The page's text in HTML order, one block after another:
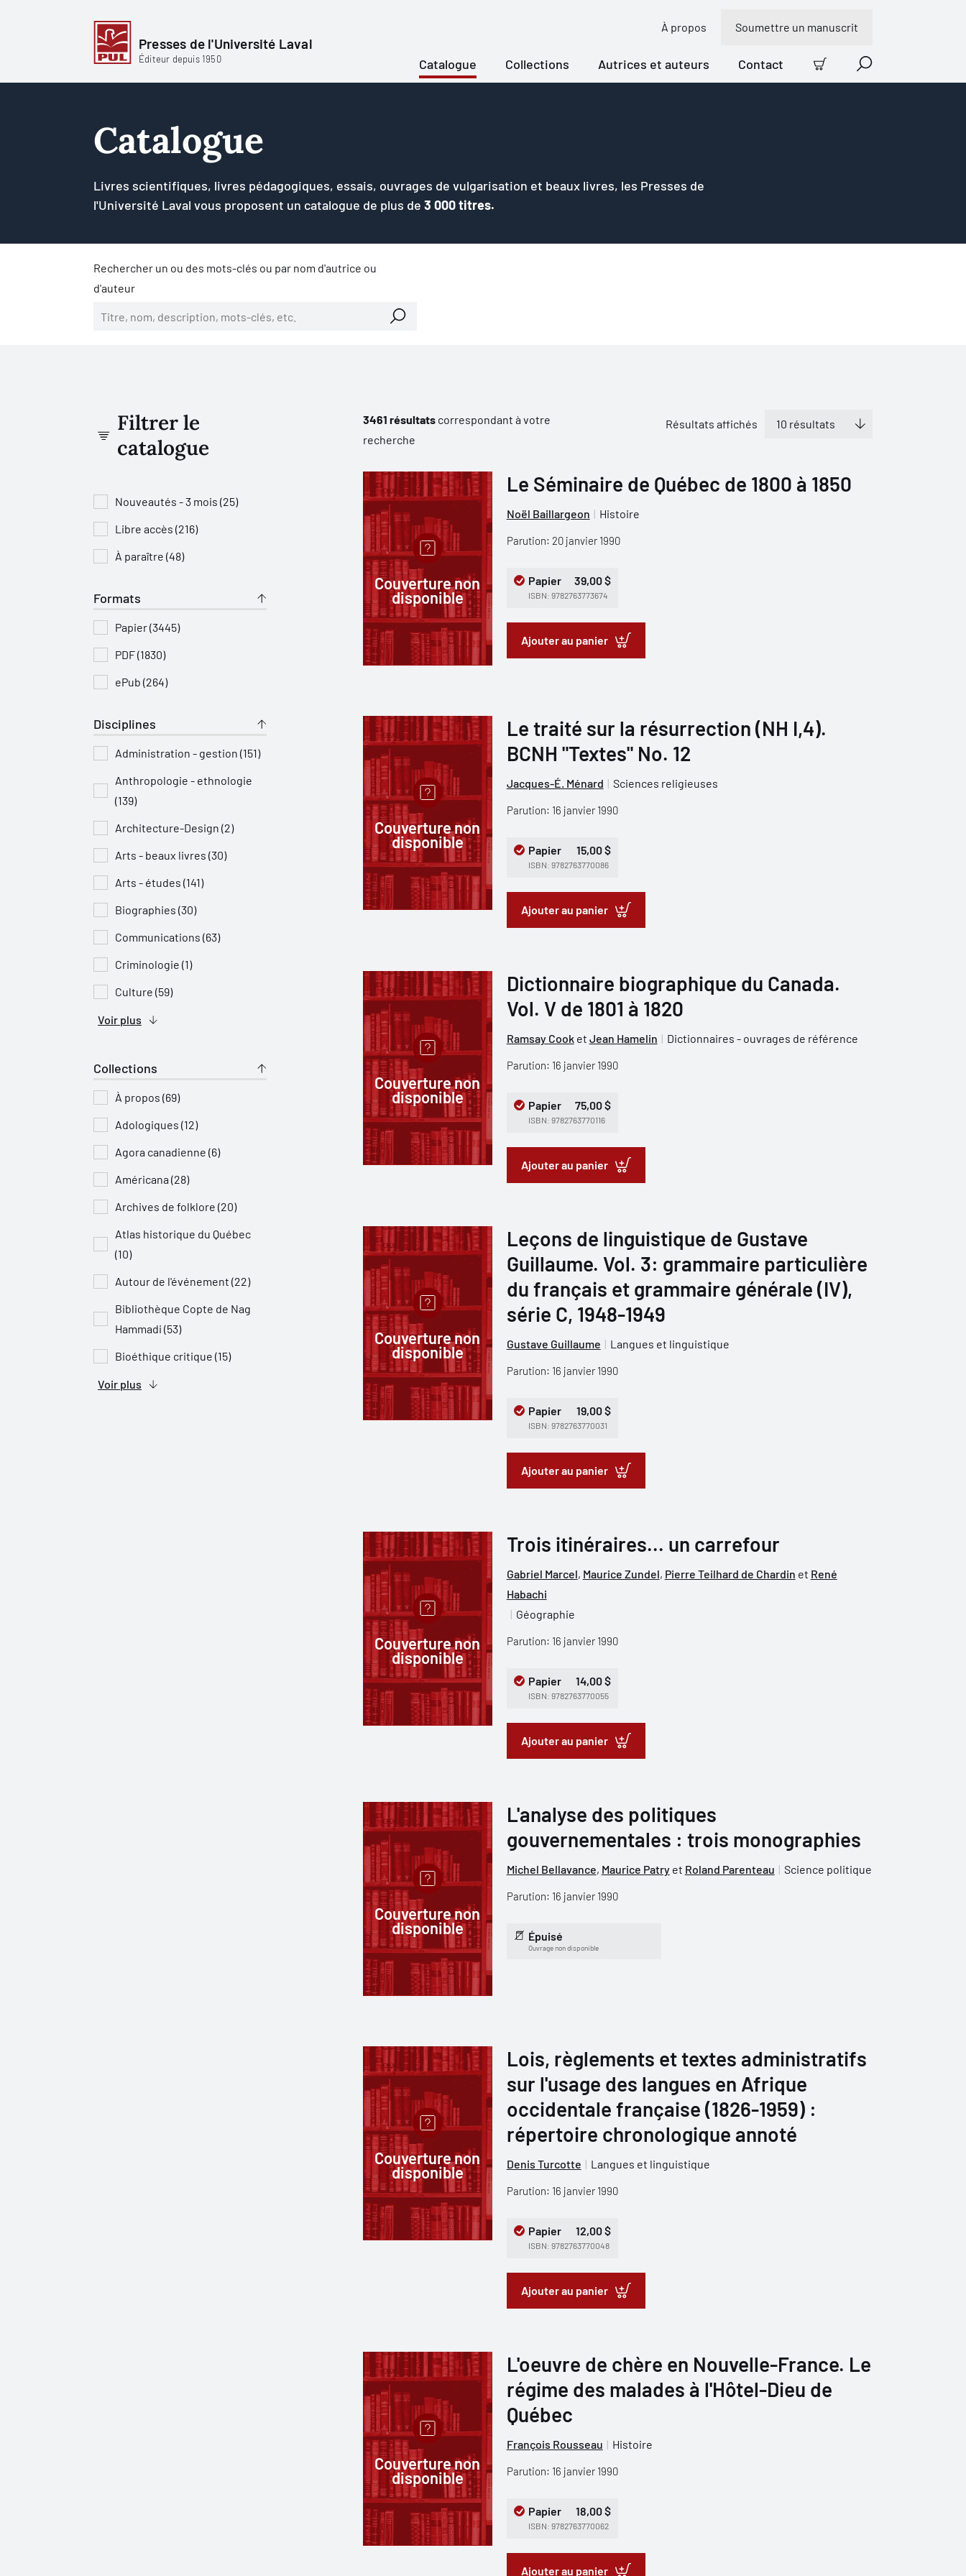
Presses de l'Université Laval
Éditeur depuis 1950
À propos Soumettre un manuscrit
Catalogue Collections Autrices et auteurs Contact
Panier Recherche
Catalogue
Livres scientifiques, livres pédagogiques, essais, ouvrages de vulgarisation et beaux livres, les Presses de
l'Université Laval vous proposent un catalogue de plus de 3 000 titres.
Rechercher un ou des mots-clés ou par nom d'autrice ou
d'auteur
Filtrer le
catalogue
Nouveautés - 3 mois (25)
Libre accès (216)
À paraître (48)
Formats
Papier (3445)
PDF (1830)
ePub (264)
Disciplines
Administration - gestion (151)
Anthropologie - ethnologie
(139)
Architecture-Design (2)
Arts - beaux livres (30)
Arts - études (141)
Biographies (30)
Communications (63)
Criminologie (1)
Culture (59)
Voir plus
Collections
À propos (69)
Adologiques (12)
Agora canadienne (6)
Américana (28)
Archives de folklore (20)
Atlas historique du Québec
(10)
Autour de l'événement (22)
Bibliothèque Copte de Nag
Hammadi (53)
Bioéthique critique (15)
Voir plus
3461 résultatscorrespondant à votre
recherche
Résultats affichés
Couverture non
disponible
Le Séminaire de Québec de 1800 à 1850
Noël Baillargeon Histoire
Parution: 20 janvier 1990
Papier 39,00 $
ISBN: 9782763773674
Ajouter au panier
Couverture non
disponible
Le traité sur la résurrection (NH I,4).
BCNH "Textes" No. 12
Jacques-É. Ménard Sciences religieuses
Parution: 16 janvier 1990
Papier 15,00 $
ISBN: 9782763770086
Ajouter au panier
Couverture non
disponible
Dictionnaire biographique du Canada.
Vol. V de 1801 à 1820
Ramsay Cooket Jean Hamelin Dictionnaires - ouvrages de référence
Parution: 16 janvier 1990
Papier 75,00 $
ISBN: 9782763770116
Ajouter au panier
Couverture non
disponible
Leçons de linguistique de Gustave
Guillaume. Vol. 3: grammaire particulière
du français et grammaire générale (IV),
série C, 1948-1949
Gustave Guillaume Langues et linguistique
Parution: 16 janvier 1990
Papier 19,00 $
ISBN: 9782763770031
Ajouter au panier
Couverture non
disponible
Trois itinéraires... un carrefour
Gabriel Marcel, Maurice Zundel, Pierre Teilhard de Chardin et René
Habachi
Géographie
Parution: 16 janvier 1990
Papier 14,00 $
ISBN: 9782763770055
Ajouter au panier
Couverture non
disponible
L'analyse des politiques
gouvernementales : trois monographies
Michel Bellavance, Maurice Patryet Roland Parenteau Science politique
Parution: 16 janvier 1990
Épuisé
Ouvrage non disponible
Couverture non
disponible
Lois, règlements et textes administratifs
sur l'usage des langues en Afrique
occidentale française (1826-1959) :
répertoire chronologique annoté
Denis Turcotte Langues et linguistique
Parution: 16 janvier 1990
Papier 12,00 $
ISBN: 9782763770048
Ajouter au panier
Couverture non
disponible
L'oeuvre de chère en Nouvelle-France. Le
régime des malades à l'Hôtel-Dieu de
Québec
François Rousseau Histoire
Parution: 16 janvier 1990
Papier 18,00 $
ISBN: 9782763770062
Ajouter au panier